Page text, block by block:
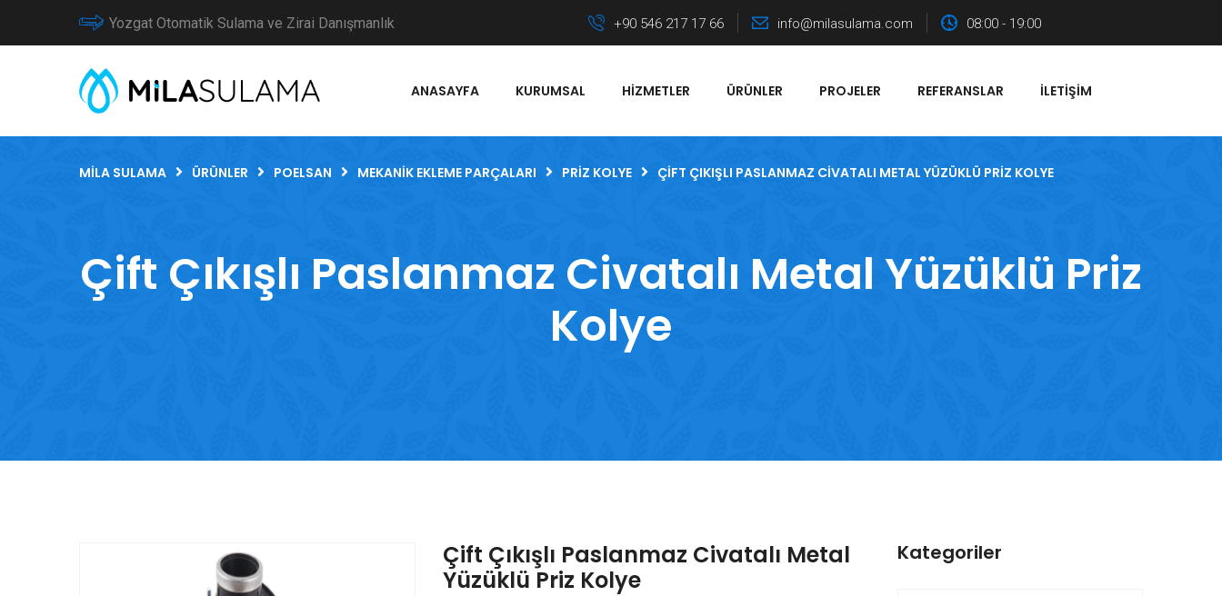
Yozgat Otomatik Sulama ve Zirai Danışmanlık +90 546 217 17 66 info@milasulama.com 08:00 - 19:00
ANASAYFA KURUMSAL HIZMETLER ÜRÜNLER PROJELER REFERANSLAR İLETIŞIM
MILA SULAMA ÜRÜNLER POELSAN MEKANIK EKLEME PARÇALARI PRIZ KOLYE ÇIFT ÇIKIŞLI PASLANMAZ CIVATALI METAL YÜZÜKLÜ PRIZ KOLYE
Çift Çıkışlı Paslanmaz Civatalı Metal Yüzüklü Priz
Kolye
Çift Çıkışlı Paslanmaz Civatalı Metal
Yüzüklü Priz Kolye
Kategoriler